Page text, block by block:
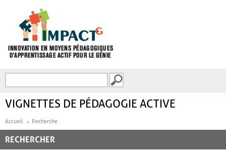
FORMULAIRE DE
VIGNETTES DE PÉDAGOGIE ACTIVE
Accueil Recherche
RECHERCHER